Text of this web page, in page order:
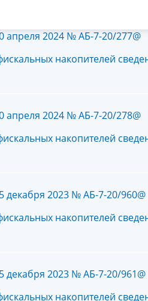
апреля 2024 № АБ-7-20/277@
накопителей
апреля 2024 № АБ-7-20/278@
накопителей
декабря 2023 № АБ-7-20/960@
накопителей
декабря 2023 № АБ-7-20/961@
накопителей